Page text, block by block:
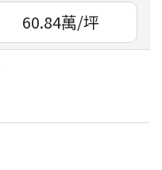
60.84萬/坪